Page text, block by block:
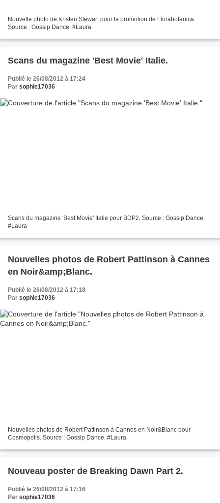
Nouvelle photo de Kristen Stewart pour la promotion de Florabotanica.
Source : Gossip Dance. #Laura
Scans du magazine 'Best Movie' Italie.
Publié le 26/08/2012 à 17:24
Par sophie17036
Scans du magazine 'Best Movie' Italie pour BDP2. Source : Gossip Dance.
#Laura
Nouvelles photos de Robert Pattinson à Cannes
en Noir&amp;Blanc.
Publié le 26/08/2012 à 17:18
Par sophie17036
Nouvelles photos de Robert Pattinson à Cannes en Noir&Blanc pour
Cosmopolis. Source : Gossip Dance. #Laura
Nouveau poster de Breaking Dawn Part 2.
Publié le 26/08/2012 à 17:16
Par sophie17036